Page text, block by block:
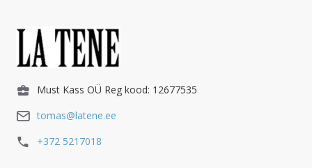
Must Kass OÜ Reg kood: 12677535
tomas@latene.ee
+372 5217018